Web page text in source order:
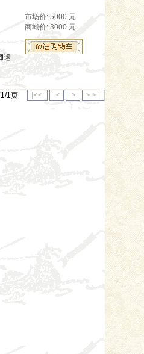
运
市场价: 5000 元
商城价: 3000 元
1/1页